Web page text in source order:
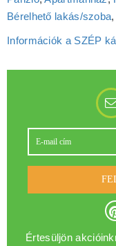
Bérelhető lakás/szoba,
Információk a SZÉP
Értesüljön